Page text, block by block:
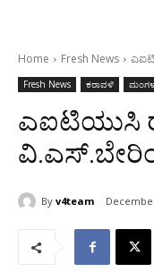
Home Fresh News
Fresh News ಕರಾವಳಿ
ಎಐಟಿಯುಸಿ
By v4team